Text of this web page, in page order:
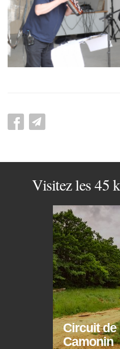
Visitez les 45
Circuit de
Camonin